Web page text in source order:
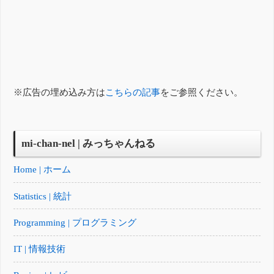
※広告の埋め込み方はこちらの記事をご参照ください。
mi-chan-nel | みっちゃんねる
Home | ホーム
Statistics | 統計
Programming | プログラミング
IT | 情報技術